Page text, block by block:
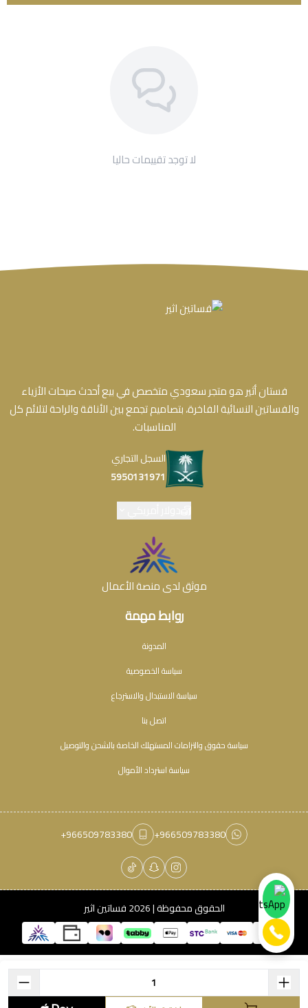
لا توجد تقييمات حاليا
روابط مهمة
المدونة
سياسة الخصوصية
سياسة الاستبدال والاسترجاع
اتصل بنا
سياسة حقوق والتزامات المستهلك الخاصة بالشحن والتوصيل
سياسة استرداد الأموال
فستان أثير هو متجر سعودي متخصص في بيع أحدث صيحات الأزياء
والفساتين النسائية الفاخرة، بتصاميم تجمع بين الأناقة والراحة لتلائم كل
المناسبات.
السجل التجاري
5950131971
موثق لدى منصة الأعمال
+966509783380
+966509783380
الحقوق محفوظة | 2026 فساتين اثير